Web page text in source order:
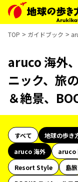
TOP ガイドブック
aruco 海外
ニック、旅
＆絶景、
すべて 地球の歩き
aruco 海外
aruco
Resort Style
島旅